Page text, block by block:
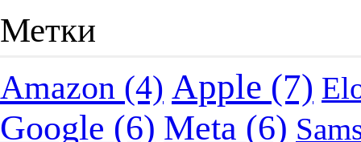
Метки
Amazon (4) Apple (7)
Google (6) Meta (6)